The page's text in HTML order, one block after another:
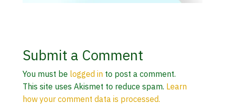
Submit a Comment
You must be logged into post a comment.
This site uses Akismet to reduce spam. Learn
how your comment data is processed.